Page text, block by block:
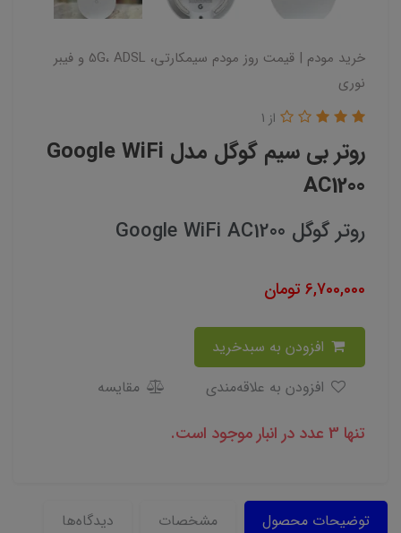
خرید مودم | قیمت روز مودم سیمکارتی، 5G، ADSL و فیبر
نوری
روتر بی سیم گوگل مدل Google WiFi
AC1200
از 1
روتر گوگل Google WiFi AC1200
6,700,000 تومان
مقایسه
تنها 3 عدد در انبار موجود است.
توضیحات محصول مشخصات دیدگاه‌ها